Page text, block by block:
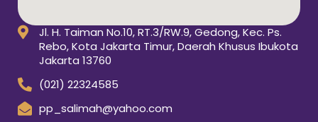
Jl. H. Taiman No.10, RT.3/RW.9, Gedong, Kec. Ps.
Rebo, Kota Jakarta Timur, Daerah Khusus Ibukota
Jakarta 13760
(021) 22324585
pp_salimah@yahoo.com